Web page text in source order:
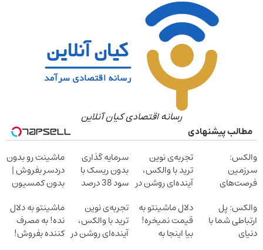
رسانه اقتصادی کیان آنلاین
مطالب پیشنهادی
والکس:
سرزمین
فرصت‌های
دیجیتال شما
تجربه‌ی نوین
ترید با والکس،
آینده‌ای روشن در
سرمایه گذاری
بدون ریسک با
سود 38 درصد
ماشینت رو بدون
دردسر بفروش |
بدون کمسیون
والکس: پل
ارتباطی شما با
دنیای
دلال ماشینتو به
قیمت نمیخره!
بیا اینجا به
تجربه‌ی نوین
ترید با والکس،
آینده‌ای روشن در
ماشینتو به دلال
نده! به مصرف
کننده بفروش!